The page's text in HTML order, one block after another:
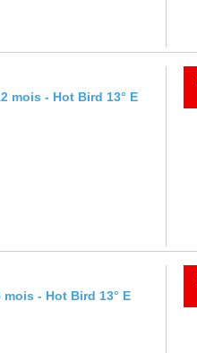
mois - Hot Bird 13° E
- Hot Bird 13° E